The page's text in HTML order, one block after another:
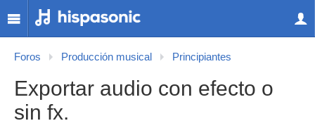
Foros Producción musical Principiantes
Exportar audio con efecto o
sin fx.